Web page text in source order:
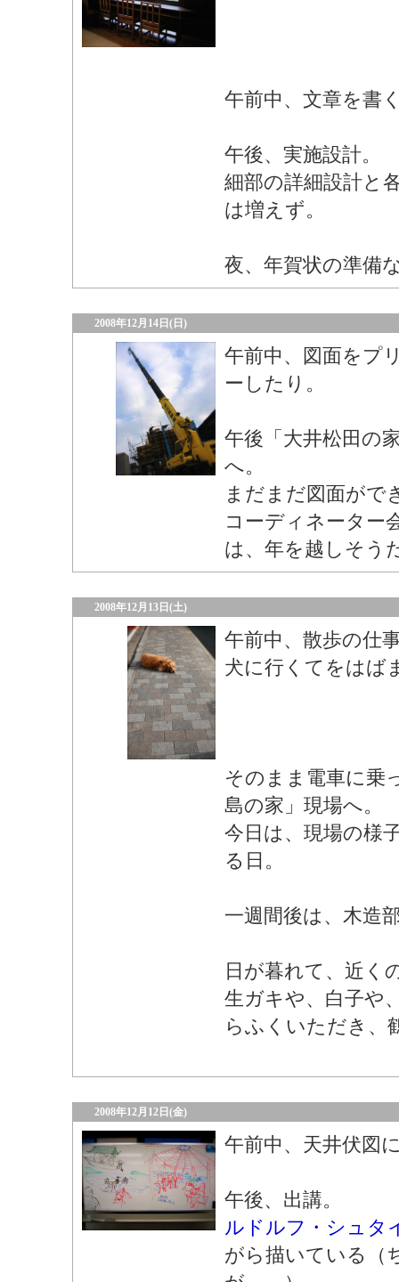
午前中、文章を書
午後、実施設計。
細部の詳細設計と
は増えず。
夜、年賀状の準備
2008年12月14日(日)
午前中、図面をプ
ーしたり。
午後「大井松田の
へ。
まだまだ図面がで
コーディネーター
は、年を越しそう
2008年12月13日(土)
午前中、散歩の仕
犬に行くてをはば
そのまま電車に乗
島の家」現場へ。
今日は、現場の様
る日。
一週間後は、木造
日が暮れて、近く
生ガキや、白子や
らふくいただき、
2008年12月12日(金)
午前中、天井伏図
午後、出講。
ルドルフ・シュタ
がら描いている（